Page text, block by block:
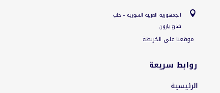

الجمهورية العربية السورية – حلب
شارع بارون
موقعنا على الخريطة
روابط سريعة
الرئيسية